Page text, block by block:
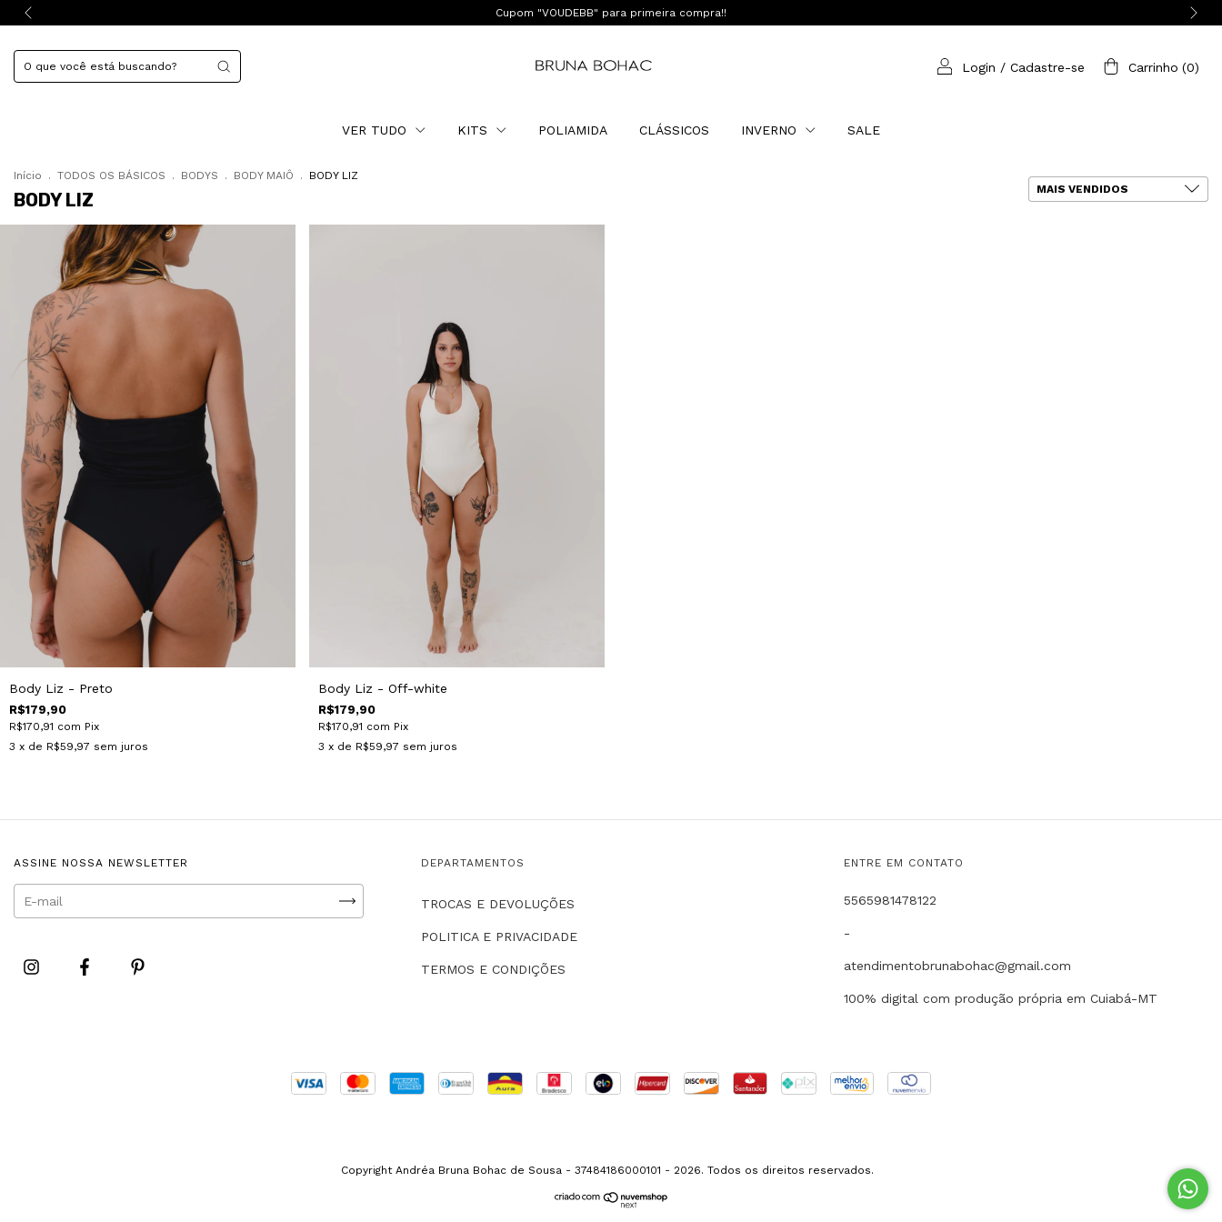
Cupom "VOUDEBB" para primeira compra!!
Login / Cadastre-se Carrinho (0)
VER TUDO KITS POLIAMIDA CLÁSSICOS INVERNO SALE
Início . TODOS OS BÁSICOS . BODYS . BODY MAIÔ . BODY LIZ
BODY LIZ
Body Liz - Preto
R$179,90
R$170,91 com Pix
3 x de R$59,97 sem juros
Body Liz - Off-white
R$179,90
R$170,91 com Pix
3 x de R$59,97 sem juros
ASSINE NOSSA NEWSLETTER DEPARTAMENTOS
TROCAS E DEVOLUÇÕES
POLITICA E PRIVACIDADE
TERMOS E CONDIÇÕES
ENTRE EM CONTATO
5565981478122
-
atendimentobrunabohac@gmail.com
100% digital com produção própria em Cuiabá-MT
Copyright Andréa Bruna Bohac de Sousa - 37484186000101 - 2026. Todos os direitos reservados.